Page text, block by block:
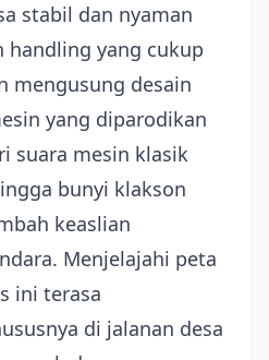
stabil dan nyaman
handling yang cukup
mengusung desain
yang diparodikan
suara mesin klasik
bunyi klakson
keaslian
Menjelajahi peta
ini terasa
di jalanan desa